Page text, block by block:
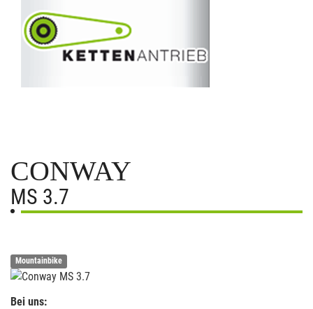
CONWAY
MS 3.7
Mountainbike
Bei uns: